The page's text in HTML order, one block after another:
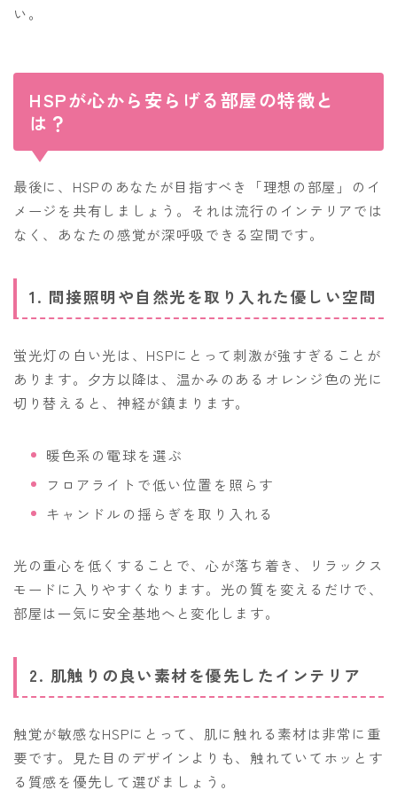
い。
HSPが心から安らげる部屋の特徴と
は？
最後に、HSPのあなたが目指すべき「理想の部屋」のイ
メージを共有しましょう。それは流行のインテリアでは
なく、あなたの感覚が深呼吸できる空間です。
1. 間接照明や自然光を取り入れた優しい空間
蛍光灯の白い光は、HSPにとって刺激が強すぎることが
あります。夕方以降は、温かみのあるオレンジ色の光に
切り替えると、神経が鎮まります。
暖色系の電球を選ぶ
フロアライトで低い位置を照らす
キャンドルの揺らぎを取り入れる
光の重心を低くすることで、心が落ち着き、リラックス
モードに入りやすくなります。光の質を変えるだけで、
部屋は一気に安全基地へと変化します。
2. 肌触りの良い素材を優先したインテリア
触覚が敏感なHSPにとって、肌に触れる素材は非常に重
要です。見た目のデザインよりも、触れていてホッとす
る質感を優先して選びましょう。